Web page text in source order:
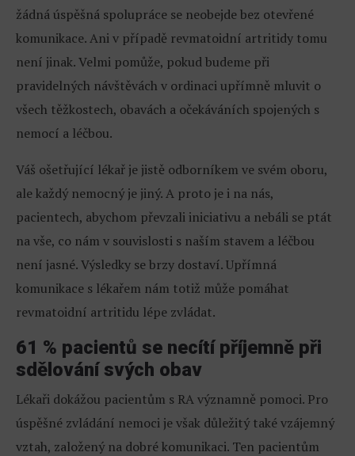
žádná úspěšná spolupráce se neobejde bez otevřené
komunikace. Ani v případě revmatoidní artritidy tomu
není jinak. Velmi pomůže, pokud budeme při
pravidelných návštěvách v ordinaci upřímně mluvit o
všech těžkostech, obavách a očekáváních spojených s
nemocí a léčbou.
Váš ošetřující lékař je jistě odborníkem ve svém oboru,
ale každý nemocný je jiný. A proto je i na nás,
pacientech, abychom převzali iniciativu a nebáli se ptát
na vše, co nám v souvislosti s naším stavem a léčbou
není jasné. Výsledky se brzy dostaví. Upřímná
komunikace s lékařem nám totiž může pomáhat
revmatoidní artritidu lépe zvládat.
61 % pacientů se necítí příjemně při
sdělování svých obav
Lékaři dokážou pacientům s RA významně pomoci. Pro
úspěšné zvládání nemoci je však důležitý také vzájemný
vztah, založený na dobré komunikaci. Ten pacientům